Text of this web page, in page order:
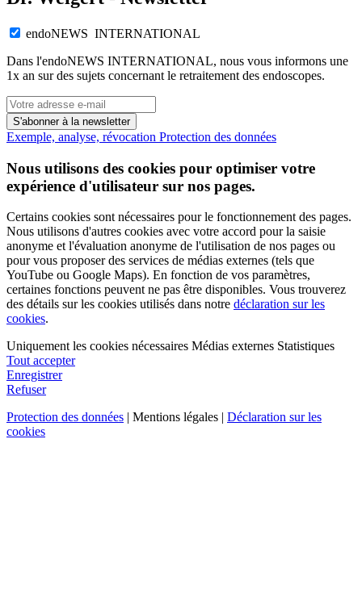
endoNEWS INTERNATIONAL
Dans l'endoNEWS INTERNATIONAL, nous vous informons une
1x an sur des sujets concernant le retraitement des endoscopes.
S'abonner à la newsletter
Exemple, analyse, révocation Protection des données
Nous utilisons des cookies pour optimiser votre
expérience d'utilisateur sur nos pages.
Certains cookies sont nécessaires pour le fonctionnement des pages.
Nous utilisons d'autres cookies avec votre accord pour la saisie
anonyme et l'évaluation anonyme de l'utilisation de nos pages ou
pour vous proposer des services de médias externes (tels que
YouTube ou Google Maps). En fonction de vos paramètres,
certaines fonctions peuvent ne pas être disponibles. Vous trouverez
des détails sur les cookies utilisés dans notre déclaration sur les
cookies.
Uniquement les cookies nécessaires Médias externes Statistiques
Tout accepter
Enregistrer
Refuser
Protection des données | Mentions légales | Déclaration sur les
cookies